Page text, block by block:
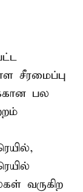
சீரமைப்பு
பல
வருகிற